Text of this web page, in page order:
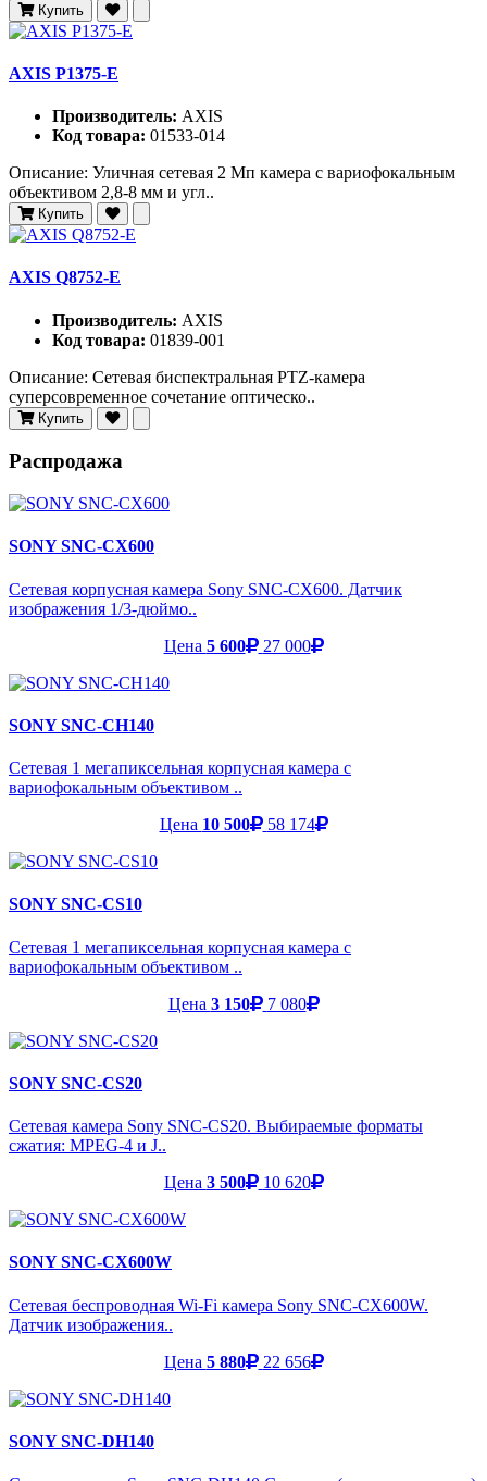
Купить
AXIS P1375-E
Производитель: AXIS
Код товара: 01533-014
Описание: Уличная сетевая 2 Мп камера с вариофокальным
объективом 2,8-8 мм и угл..
Купить
AXIS Q8752-E
Производитель: AXIS
Код товара: 01839-001
Описание: Сетевая биспектральная PTZ-камера
суперсовременное сочетание оптическо..
Купить
Распродажа
SONY SNC-CX600
Сетевая корпусная камера Sony SNC-CX600. Датчик
изображения 1/3-дюймо..
Цена 5 600 27 000
SONY SNC-CH140
Сетевая 1 мегапиксельная корпусная камера с
вариофокальным объективом ..
Цена 10 500 58 174
SONY SNC-CS10
Сетевая 1 мегапиксельная корпусная камера с
вариофокальным объективом ..
Цена 3 150 7 080
SONY SNC-CS20
Сетевая камера Sony SNC-CS20. Выбираемые форматы
сжатия: MPEG-4 и J..
Цена 3 500 10 620
SONY SNC-CX600W
Сетевая беспроводная Wi-Fi камера Sony SNC-CX600W.
Датчик изображения..
Цена 5 880 22 656
SONY SNC-DH140